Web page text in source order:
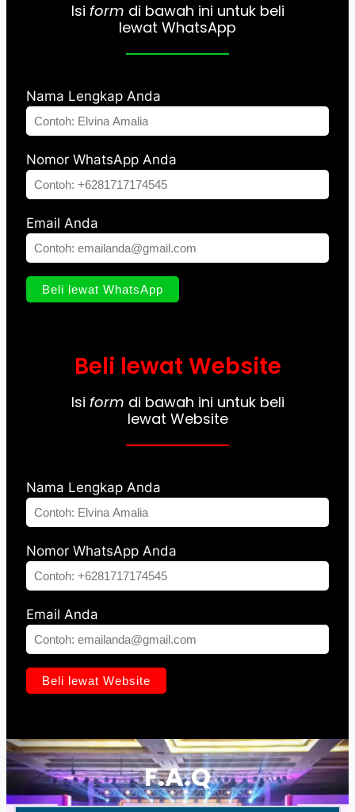
Isi form di bawah ini untuk beli
lewat WhatsApp
Nama Lengkap Anda
Nomor WhatsApp Anda
Email Anda
Beli lewat Website
Isi form di bawah ini untuk beli
lewat Website
Nama Lengkap Anda
Nomor WhatsApp Anda
Email Anda
F.A.Q